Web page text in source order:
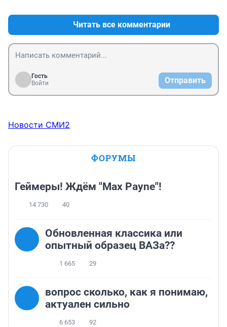
Читать все комментарии
Гость
Войти
Отправить
Новости СМИ2
ФОРУМЫ
Геймеры! Ждём "Max Payne"!
14 730 40
Обновленная классика или
опытный образец ВАЗа??
1 665 29
вопрос сколько, как я понимаю,
актуален сильно
6 653 92